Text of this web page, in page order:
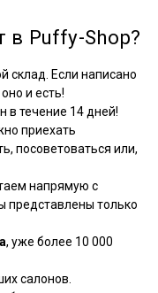
Puffy-Shop?
склад. Если написано
и есть!
в течение 14 дней!
приехать
посоветоваться или,
напрямую с
представлены только
, уже более 10 000
салонов.